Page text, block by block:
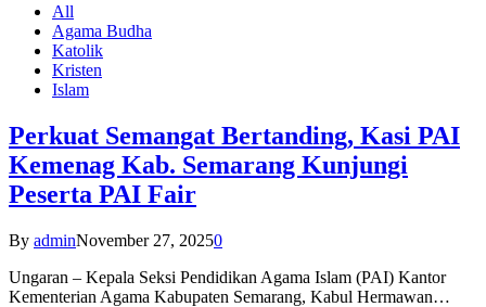
All
Agama Budha
Katolik
Kristen
Islam
Perkuat Semangat Bertanding, Kasi PAI
Kemenag Kab. Semarang Kunjungi
Peserta PAI Fair
By adminNovember 27, 20250
Ungaran – Kepala Seksi Pendidikan Agama Islam (PAI) Kantor
Kementerian Agama Kabupaten Semarang, Kabul Hermawan…